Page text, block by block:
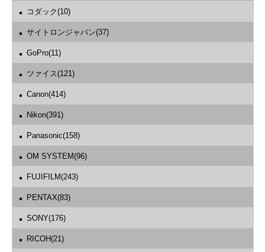
コダック(10)
サイトロンジャパン(37)
GoPro(11)
ツァイス(121)
Canon(414)
Nikon(391)
Panasonic(158)
OM SYSTEM(96)
FUJIFILM(243)
PENTAX(83)
SONY(176)
RICOH(21)